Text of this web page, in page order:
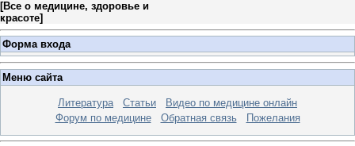
[Все о медицине, здоровье и
красоте]
Форма входа
Меню сайта
Литература Статьи
Видео по медицине онлайн
Форум по медицине
Обратная связь Пожелания